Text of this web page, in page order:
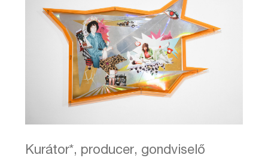
Kurátor*, producer, gondviselő